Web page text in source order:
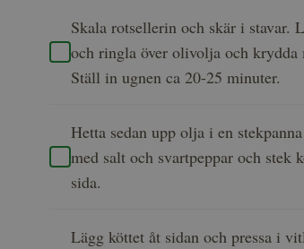
Skala rotsellerin och skär i stavar.
och ringla över olivolja och krydda
Ställ in ugnen ca 20-25 minuter.
Hetta sedan upp olja i en
med salt och svartpeppar och stek
sida.
Lägg köttet åt sidan och pressa i